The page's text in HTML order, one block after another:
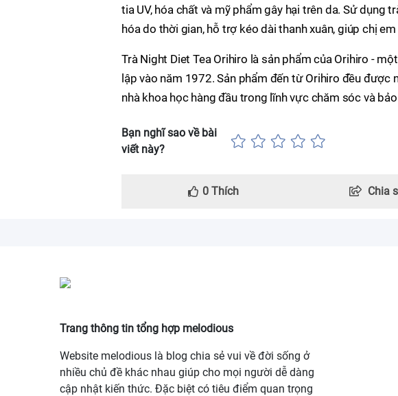
tia UV, hóa chất và mỹ phẩm gây hại trên da. Sử dụng
hóa do thời gian, hỗ trợ kéo dài thanh xuân, giúp chị
Trà Night Diet Tea Orihiro là sản phẩm của Orihiro -
lập vào năm 1972. Sản phẩm đến từ Orihiro đều
nhà khoa học hàng đầu trong lĩnh vực chăm sóc và
Bạn nghĩ sao về bài
viết này?
0 Thích Chia
Trang thông tin tổng hợp melodious
Website melodious là blog chia sẻ vui về đời sống ở
nhiều chủ đề khác nhau giúp cho mọi người dễ dàng
cập nhật kiến thức. Đặc biệt có tiêu điểm quan trọng